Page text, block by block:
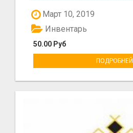
Март 10, 2019
50.00 Руб
Инвентарь
ПОДРОБНЕЙ